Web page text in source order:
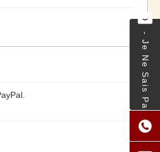
- Je Ne Sais Pas.